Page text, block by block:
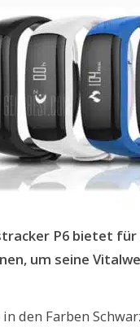
P6 bietet
um seine
den Farben